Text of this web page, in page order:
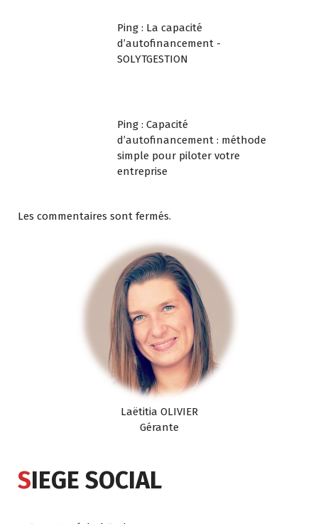
Ping : La capacité
d’autofinancement -
SOLYTGESTION
Ping : Capacité
d’autofinancement : méthode
simple pour piloter votre
entreprise
Les commentaires sont fermés.
Laëtitia OLIVIER
Gérante
SIEGE SOCIAL